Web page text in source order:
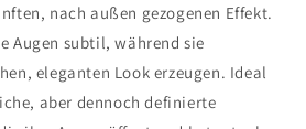
nach außen gezogenen Effekt.
Augen subtil, während sie
eleganten Look erzeugen. Ideal
aber dennoch definierte